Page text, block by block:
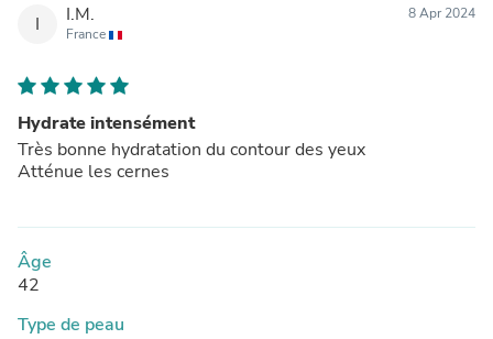
I I.M.
France
8 Apr 2024
Hydrate intensément
Très bonne hydratation du contour des yeux
Atténue les cernes
Âge
42
Type de peau